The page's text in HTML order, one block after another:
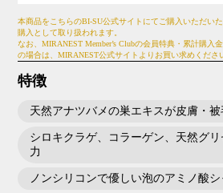
本商品をこちらのBI-SU公式サイトにてご購入いただい
購入として取り扱われます。
なお、MIRANEST Member’s Clubの会員特典・累計購入
の場合は、MIRANEST公式サイトよりお買い求めくださ
特徴
天然アナツバメの巣エキスが皮膚・被
シロキクラゲ、コラーゲン、天然グ
力
ノンシリコンで優しい泡のアミノ酸